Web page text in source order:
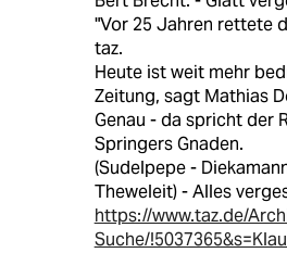
"Vor 25 Jahren rettete
taz.
Heute ist weit mehr
Zeitung, sagt Mathias
Genau - da spricht der
Springers Gnaden.
(Sudelpepe -
Theweleit) - Alles
https://www.taz.de/
Suche/